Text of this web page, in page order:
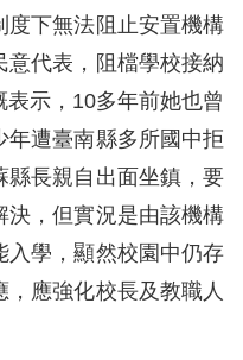
度下無法阻止安置機構
意代表，阻檔學校接納
示，10多年前她也曾
年遭臺南縣多所國中拒
縣長親自出面坐鎮，要
決，但實況是由該機構
入學，顯然校園中仍存
應強化校長及教職人